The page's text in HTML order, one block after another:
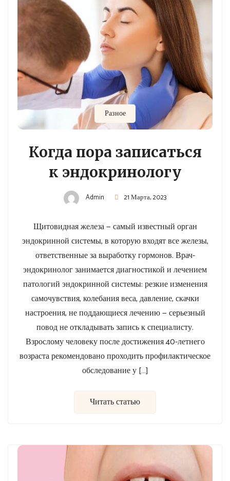
Разное
Когда пора записаться
к эндокринологу
Admin 21 Марта, 2023
Щитовидная железа — самый известный орган
эндокринной системы, в которую входят все железы,
ответственные за выработку гормонов. Врач-
эндокринолог занимается диагностикой и лечением
патологий эндокринной системы: резкие изменения
самочувствия, колебания веса, давление, скачки
настроения, не поддающиеся лечению — серьезный
повод не откладывать запись к специалисту.
Взрослому человеку после достижения 40-летнего
возраста рекомендовано проходить профилактическое
обследование у […]
Читать статью